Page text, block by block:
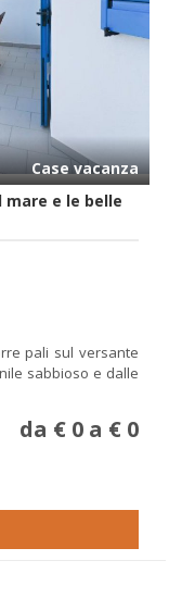
Case vacanza
mare e le belle
pali sul versante
sabbioso e dalle
da € 0 a € 0